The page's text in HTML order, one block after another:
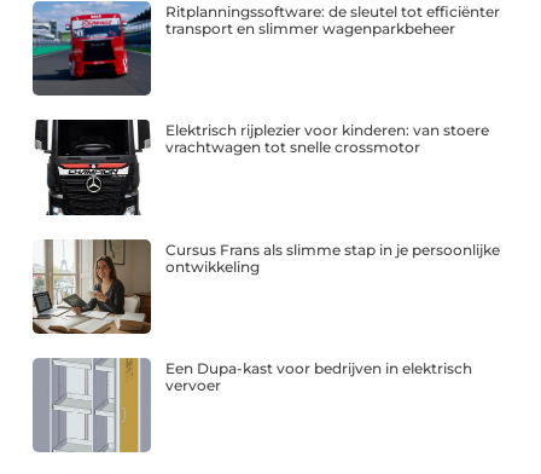
Ritplanningssoftware: de sleutel tot efficiënter
transport en slimmer wagenparkbeheer
Elektrisch rijplezier voor kinderen: van stoere
vrachtwagen tot snelle crossmotor
Cursus Frans als slimme stap in je persoonlijke
ontwikkeling
Een Dupa-kast voor bedrijven in elektrisch
vervoer